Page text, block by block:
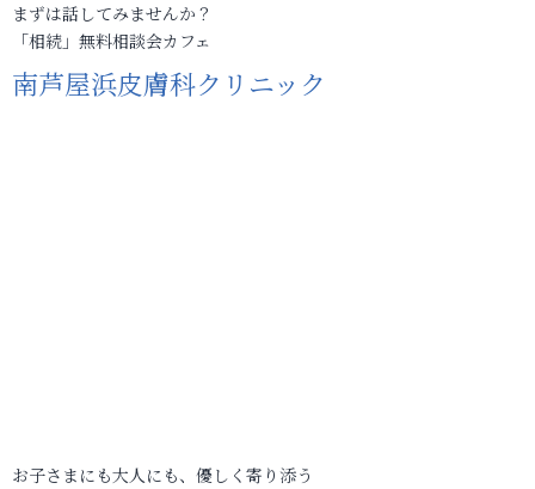
まずは話してみませんか？
「相続」無料相談会カフェ
南芦屋浜皮膚科クリニック
お子さまにも大人にも、優しく寄り添う